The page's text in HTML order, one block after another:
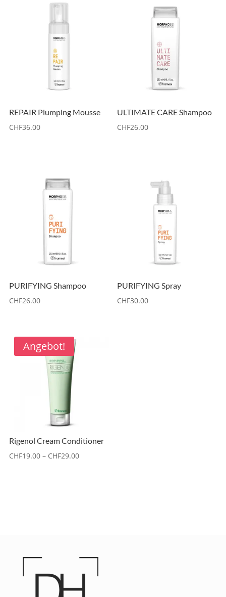
REPAIR Plumping Mousse
CHF36.00
ULTIMATE CARE Shampoo
CHF26.00
PURIFYING Shampoo
CHF26.00
PURIFYING Spray
CHF30.00
Angebot!
Rigenol Cream Conditioner
CHF19.00 – CHF29.00Preisspanne: